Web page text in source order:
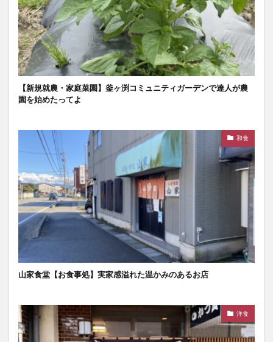
【新規就農・家庭菜園】釜ヶ渕コミュニティガーデンで達人が農
園を始めたってよ
和食
山家食堂【お食事処】実家感溢れた温かみのあるお店
洋食